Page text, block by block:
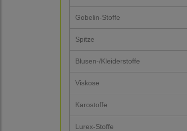
Gobelin-Stoffe
Spitze
Blusen-/Kleiderstoffe
Viskose
Karostoffe
Lurex-Stoffe